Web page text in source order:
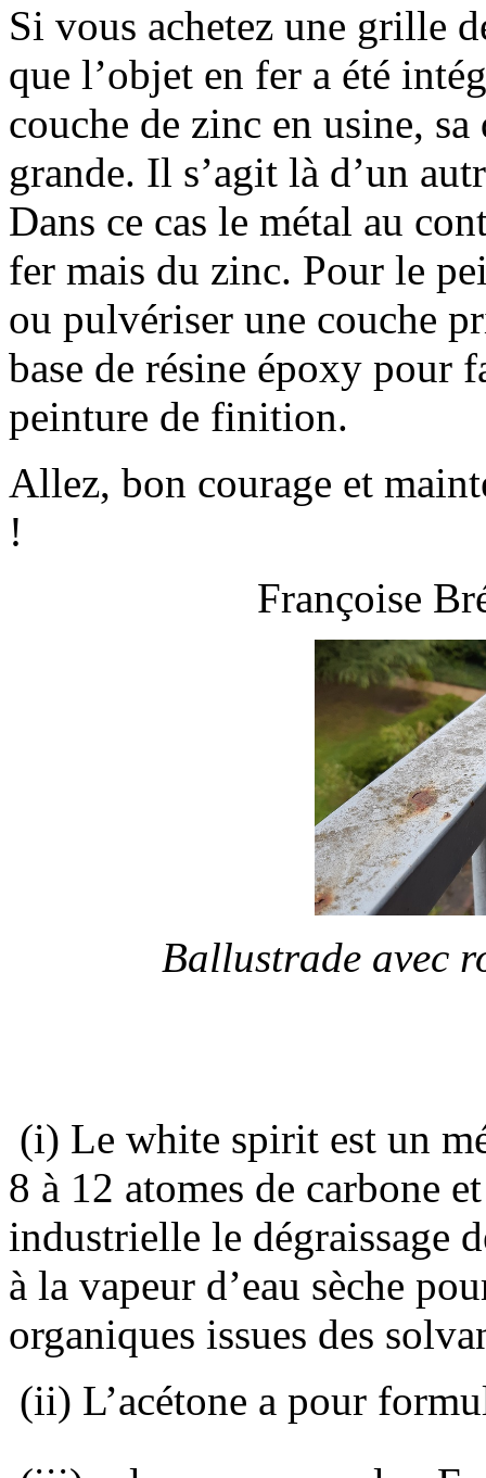
Si vous achetez une grille
que l’objet en fer a été
couche de zinc en usine,
grande. Il s’agit là d’un
Dans ce cas le métal au
fer mais du zinc. Pour le
ou pulvériser une couche
base de résine époxy pour
peinture de finition.
Allez, bon courage et
!
Françoise
Ballustrade avec
(i) Le white spirit est un
8 à 12 atomes de carbone
industrielle le dégraissage
à la vapeur d’eau sèche
organiques issues des
(ii) L’acétone a pour